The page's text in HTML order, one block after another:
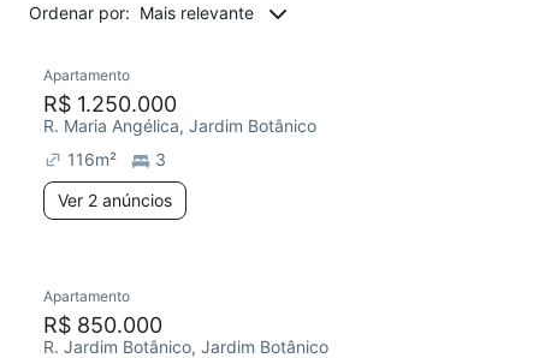
Ordenar por: Mais relevante
Apartamento
R$ 1.250.000
R. Maria Angélica, Jardim Botânico
116m²
3
Ver 2 anúncios
Redecorar
Apartamento
R$ 850.000
R. Jardim Botânico, Jardim Botânico